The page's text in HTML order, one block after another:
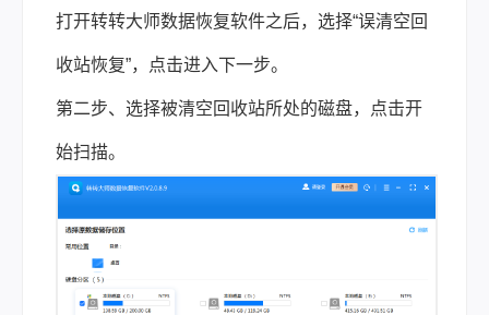
打开转转大师数据恢复软件之后，选择“误清空回
收站恢复”，点击进入下一步。
第二步、选择被清空回收站所处的磁盘，点击开
始扫描。